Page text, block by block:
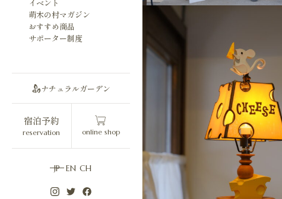
イベント
萌木の村マガジン
おすすめ商品
サポーター制度
ナチュラルガーデン
宿泊予約
reservation online shop
JP EN CH